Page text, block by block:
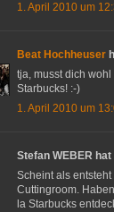
1. April 2010 um
Beat Hochheuser
tja, musst dich
Starbucks! :-)
1. April 2010 um
Stefan WEBER
Scheint als
Cuttingroom.
la Starbucks